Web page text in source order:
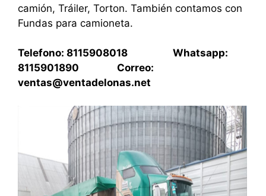
camión, Tráiler, Torton. También contamos con
Fundas para camioneta.
Telefono: 8115908018 Whatsapp:
8115901890 Correo:
ventas@ventadelonas.net